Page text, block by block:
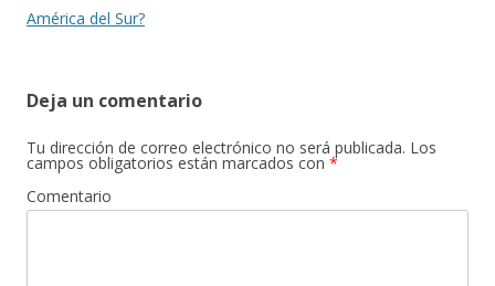
América del Sur?
Deja un comentario
Tu dirección de correo electrónico no será publicada. Los
campos obligatorios están marcados con *
Comentario